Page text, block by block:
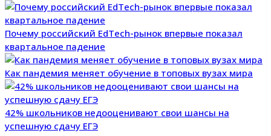
Почему российский EdTech-рынок впервые показал
квартальное падение
Как пандемия меняет обучение в топовых вузах мира
42% школьников недооценивают свои шансы на
успешную сдачу ЕГЭ